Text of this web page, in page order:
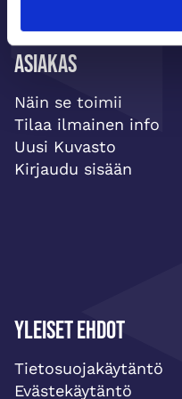
Asiakas
Näin se toimii
Tilaa ilmainen info
Uusi Kuvasto
Kirjaudu sisään
Yleiset ehdot
Tietosuojakäytäntö
Evästekäytäntö